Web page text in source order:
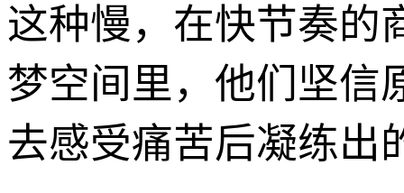
这种慢，在快节奏的
梦空间里，他们坚信
去感受痛苦后凝练出